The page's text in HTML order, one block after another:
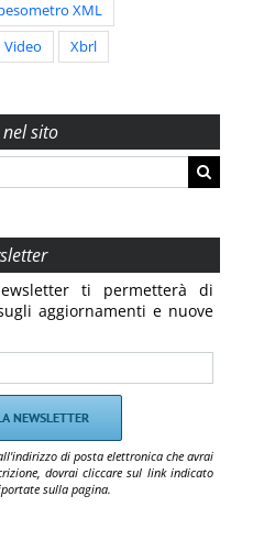
XML
Video Xbrl
nel sito
ti permetterà di
aggiornamenti e nuove
di posta elettronica che avrai
dovrai cliccare sul link indicato
sulla pagina.